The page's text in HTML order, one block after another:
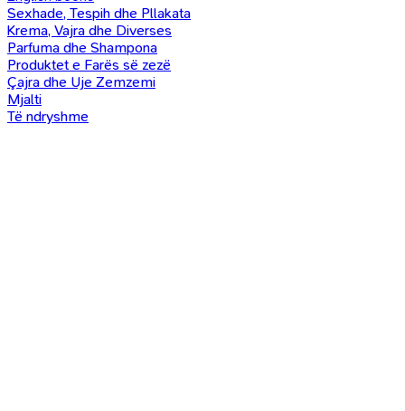
Sexhade, Tespih dhe Pllakata
Krema, Vajra dhe Diverses
Parfuma dhe Shampona
Produktet e Farës së zezë
Çajra dhe Uje Zemzemi
Mjalti
Të ndryshme